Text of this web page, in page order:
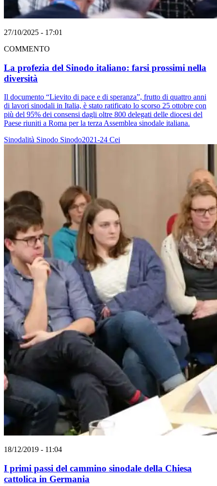
27/10/2025 - 17:01
COMMENTO
La profezia del Sinodo italiano: farsi prossimi nella
diversità
Il documento “Lievito di pace e di speranza”, frutto di quattro anni
di lavori sinodali in Italia, è stato ratificato lo scorso 25 ottobre con
più del 95% dei consensi dagli oltre 800 delegati delle diocesi del
Paese riuniti a Roma per la terza Assemblea sinodale italiana.
Sinodalità Sinodo Sinodo2021-24 Cei
18/12/2019 - 11:04
I primi passi del cammino sinodale della Chiesa
cattolica in Germania